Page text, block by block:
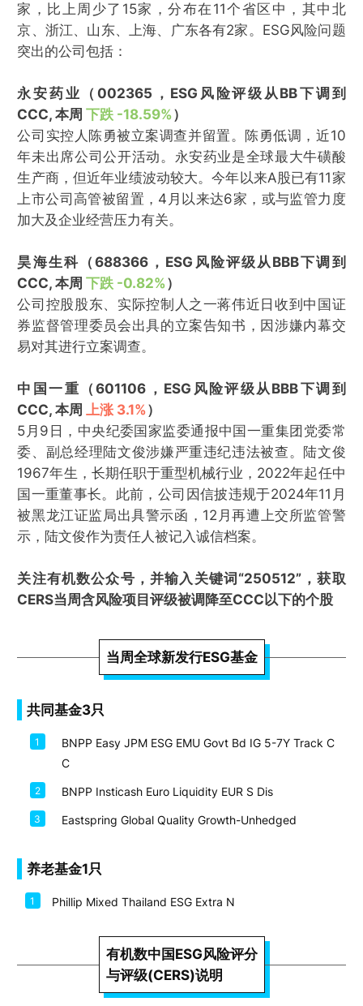
家，比上周少了15家，分布在11个省区中，其中北
京、浙江、山东、上海、广东各有2家。ESG风险问题
突出的公司包括：
永安药业（002365，ESG风险评级从BB下调到
CCC, 本周下跌 -18.59%）
公司实控人陈勇被立案调查并留置。陈勇低调，近10
年未出席公司公开活动。永安药业是全球最大牛磺酸
生产商，但近年业绩波动较大。今年以来A股已有11家
上市公司高管被留置，4月以来达6家，或与监管力度
加大及企业经营压力有关。
昊海生科（688366，ESG风险评级从BBB下调到
CCC, 本周下跌 -0.82%）
公司控股股东、实际控制人之一蒋伟近日收到中国证
券监督管理委员会出具的立案告知书，因涉嫌内幕交
易对其进行立案调查。
中国一重（601106，ESG风险评级从BBB下调到
CCC, 本周上涨 3.1%）
5月9日，中央纪委国家监委通报中国一重集团党委常
委、副总经理陆文俊涉嫌严重违纪违法被查。陆文俊
1967年生，长期任职于重型机械行业，2022年起任中
国一重董事长。此前，公司因信披违规于2024年11月
被黑龙江证监局出具警示函，12月再遭上交所监管警
示，陆文俊作为责任人被记入诚信档案。
关注有机数公众号，并输入关键词“250512”，获取
CERS当周含风险项目评级被调降至CCC以下的个股
当周全球新发行ESG基金
共同基金3只
1
BNPP Easy JPM ESG EMU Govt Bd IG 5-7Y Track C
C
2 BNPP Insticash Euro Liquidity EUR S Dis
3 Eastspring Global Quality Growth-Unhedged
养老基金1只
1 Phillip Mixed Thailand ESG Extra N
有机数中国ESG风险评分
与评级(CERS)说明